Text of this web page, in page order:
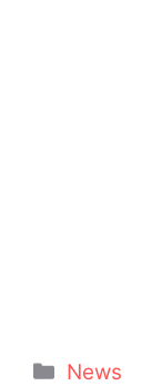
Categorie
News